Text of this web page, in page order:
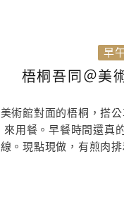
早
梧桐吾同＠美
美術館對面的梧桐，搭
來用餐。早餐時間還真
線。現點現做，有煎肉